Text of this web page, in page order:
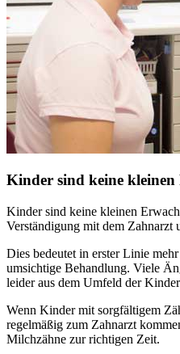
Kinder sind keine kleinen
Kinder sind keine kleinen
Verständigung mit dem Zahnarzt
Dies bedeutet in erster Linie
umsichtige Behandlung. Viele
leider aus dem Umfeld der
Wenn Kinder mit sorgfältigem
regelmäßig zum Zahnarzt
Milchzähne zur richtigen Zeit.